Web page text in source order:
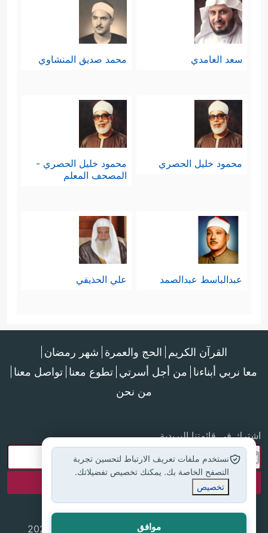
سعد الغامدي محمد صديق المنشاوي
محمود خليل الحصري
محمود خليل الحصري -
المصحف المعلم
عبدالباسط عبدالصمد علي الحذيفي
القرآن الكريم الحج والعمرة شهر رمضان
معا نربي أبناءنا من أجل أسرتي تطوع معنا تواصل معنا
من نحن
اشترك في قائمتنا البريدية
جميع الحقوق محفوظة لموقع إسلام أون لاين © 2025
نستخدم ملفات تعريف الارتباط لتحسين تجربة
التصفح الخاصة بك. يمكنك تخصيص تفضيلاتك.
تخصيص
موافق